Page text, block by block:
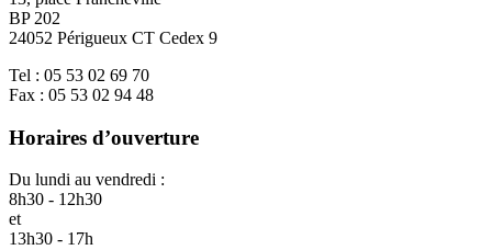
BP 202
24052 Périgueux CT Cedex 9
Tel : 05 53 02 69 70
Fax : 05 53 02 94 48
Horaires d’ouverture
Du lundi au vendredi :
8h30 - 12h30
et
13h30 - 17h